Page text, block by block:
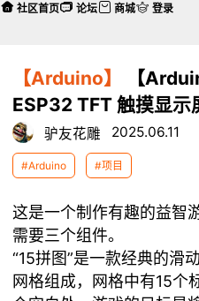
【Arduino】
【
ESP32 TFT 触摸显示
驴友花雕 2025.06.11
#Arduino #项目
这是一个制作有趣的益智
需要三个组件。
“15拼图”是一款经典的滑
网格组成，网格中有15个
社区首页 论坛 商城 登录